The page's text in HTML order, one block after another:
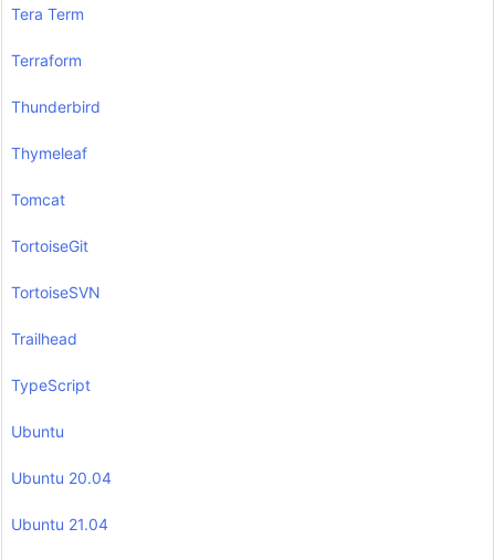
Tera Term
Terraform
Thunderbird
Thymeleaf
Tomcat
TortoiseGit
TortoiseSVN
Trailhead
TypeScript
Ubuntu
Ubuntu 20.04
Ubuntu 21.04